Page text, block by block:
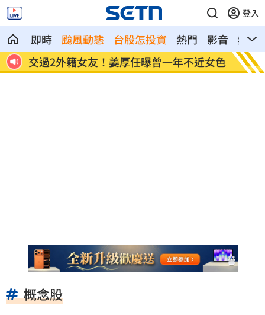
登入
即時 颱風動態 台股怎投資 熱門 影音
熱搜
色 柯文哲生日小編喊「說那4個字」留言翻車
份
概念股